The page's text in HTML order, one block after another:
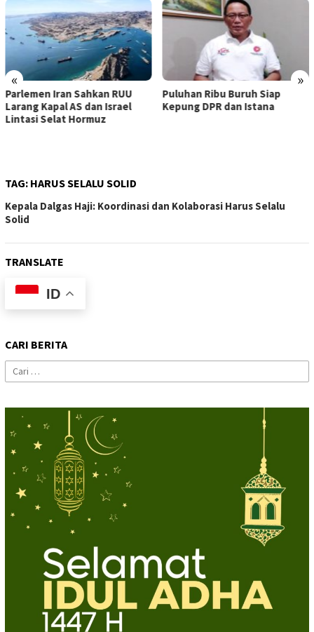
« »
Parlemen Iran Sahkan RUU
Larang Kapal AS dan Israel
Lintasi Selat Hormuz
Puluhan Ribu Buruh Siap
Kepung DPR dan Istana
TAG: HARUS SELALU SOLID
Kepala Dalgas Haji: Koordinasi dan Kolaborasi Harus Selalu
Solid
TRANSLATE
ID
CARI BERITA
Cari
untuk: